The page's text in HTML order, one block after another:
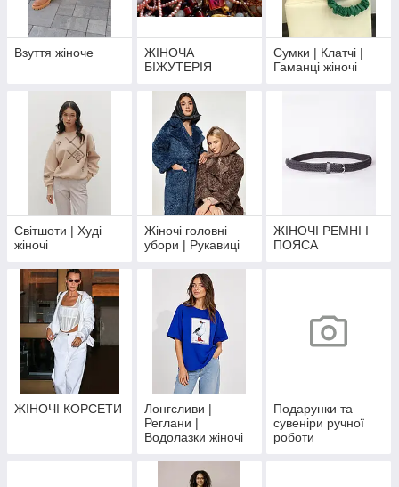
Взуття жіноче
ЖІНОЧА
БІЖУТЕРІЯ
Сумки | Клатчі |
Гаманці жіночі
Світшоти | Худі
жіночі
Жіночі головні
убори | Рукавиці
ЖІНОЧІ РЕМНІ І
ПОЯСА
ЖІНОЧІ КОРСЕТИ
Лонгсливи |
Реглани |
Водолазки жіночі
Подарунки та
сувеніри ручної
роботи